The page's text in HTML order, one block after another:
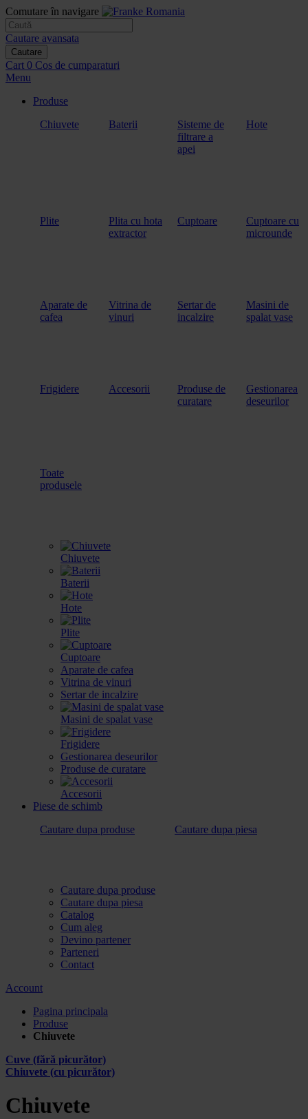
Comutare în navigare
Cautare avansata
Cautare
Cart 0 Cos de cumparaturi
Menu
Produse
Chiuvete
Baterii
Sisteme de
filtrare a
apei
Hote
Plite
Plita cu hota
extractor
Cuptoare
Cuptoare cu
microunde
Aparate de
cafea
Vitrina de
vinuri
Sertar de
incalzire
Masini de
spalat vase
Frigidere Accesorii
Produse de
curatare
Gestionarea
deseurilor
Toate
produsele
Chiuvete
Baterii
Hote
Plite
Cuptoare
Aparate de cafea
Vitrina de vinuri
Sertar de incalzire
Masini de spalat vase
Frigidere
Gestionarea deseurilor
Produse de curatare
Accesorii
Piese de schimb
Cautare dupa produse
Cautare dupa piesa
Cautare dupa produse
Cautare dupa piesa
Catalog
Cum aleg
Devino partener
Parteneri
Contact
Account
Pagina principala
Produse
Chiuvete
Cuve (fără picurător)
Chiuvete (cu picurător)
Chiuvete